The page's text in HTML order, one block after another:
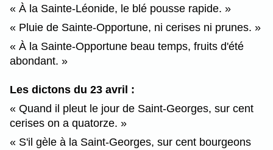
À la Sainte-Léonide, le blé pousse rapide.
Pluie de Sainte-Opportune, ni cerises ni prunes.
À la Sainte-Opportune beau temps, fruits d'été
abondant.
Les dictons du 23 avril :
Quand il pleut le jour de Saint-Georges, sur cent
cerises on a quatorze.
S'il gèle à la Saint-Georges, sur cent bourgeons